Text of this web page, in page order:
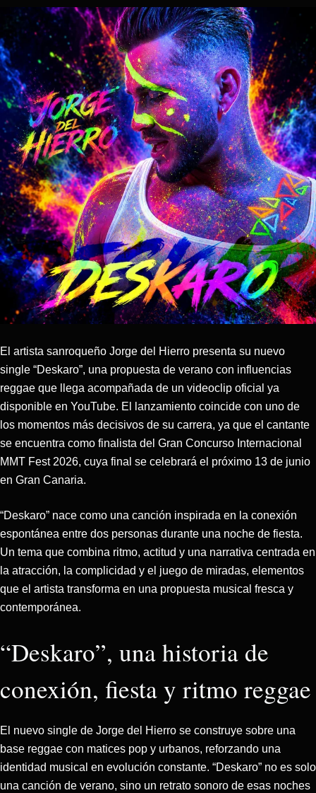
El artista sanroqueño Jorge del Hierro presenta su nuevo
single “Deskaro”, una propuesta de verano con influencias
reggae que llega acompañada de un videoclip oficial ya
disponible en YouTube. El lanzamiento coincide con uno de
los momentos más decisivos de su carrera, ya que el cantante
se encuentra como finalista del Gran Concurso Internacional
MMT Fest 2026, cuya final se celebrará el próximo 13 de junio
en Gran Canaria.
“Deskaro” nace como una canción inspirada en la conexión
espontánea entre dos personas durante una noche de fiesta.
Un tema que combina ritmo, actitud y una narrativa centrada en
la atracción, la complicidad y el juego de miradas, elementos
que el artista transforma en una propuesta musical fresca y
contemporánea.
“Deskaro”, una historia de
conexión, fiesta y ritmo reggae
El nuevo single de Jorge del Hierro se construye sobre una
base reggae con matices pop y urbanos, reforzando una
identidad musical en evolución constante. “Deskaro” no es solo
una canción de verano, sino un retrato sonoro de esas noches